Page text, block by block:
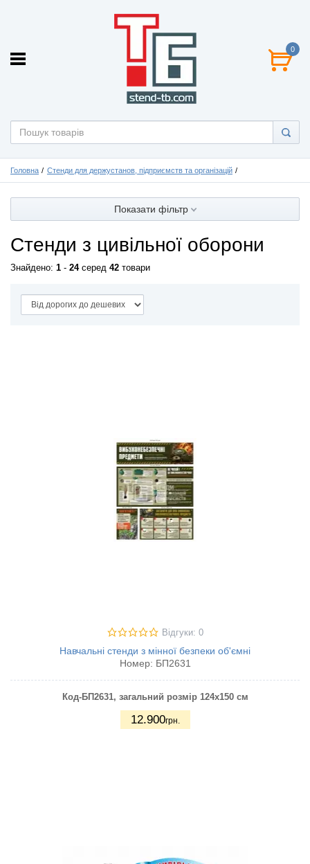
0
Головна Стенди для держустанов, підприємств та організацій
Показати фільтр
Стенди з цивільної оборони
Знайдено: 1 - 24серед 42 товари
Відгуки: 0
Навчальні стенди з мінної безпеки об'ємні
Номер: БП2631
Код-БП2631, загальний розмір 124х150 см
12.900грн.